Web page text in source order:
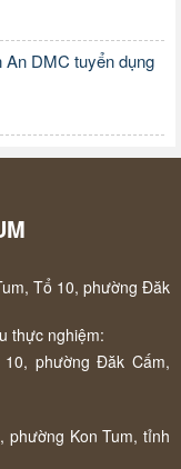
An DMC tuyển dụng
Tổ 10, phường Đăk
thực nghiệm:
phường Đăk Cấm,
phường Kon Tum, tỉnh